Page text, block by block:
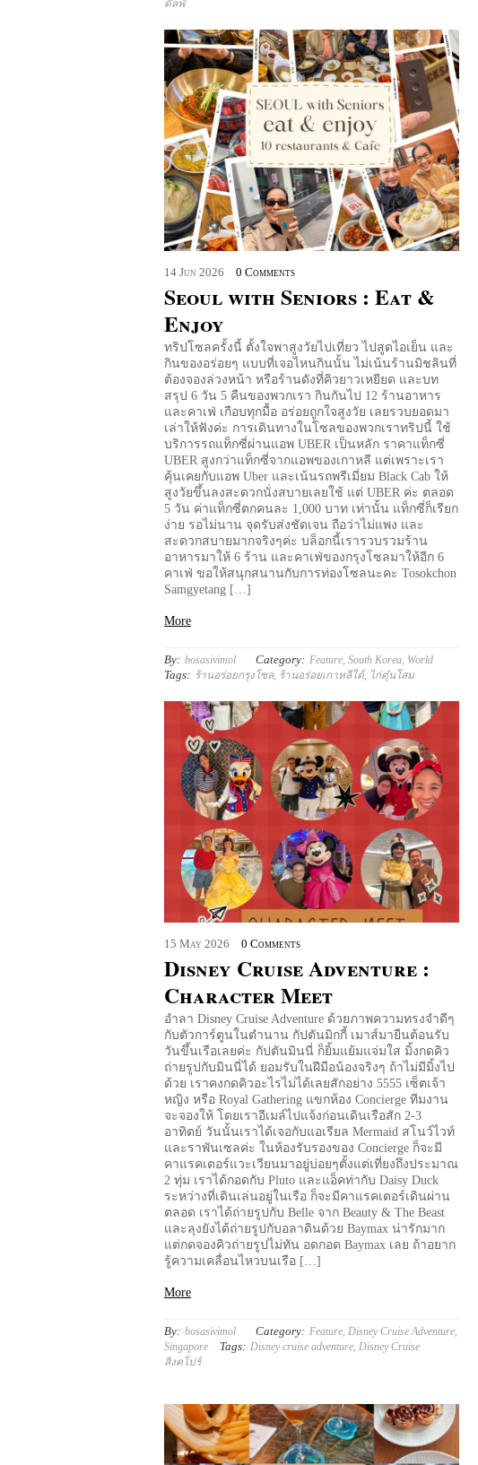
ดีลฟ์
14 Jun 2026 0 Comments
Seoul with Seniors : Eat &
Enjoy
ทริปโซลครั้งนี้ ตั้งใจพาสูงวัยไปเที่ยว ไปสูดไอเย็น และ
กินของอร่อยๆ แบบที่เจอไหนกินนั้น ไม่เน้นร้านมิชลินที่
ต้องจองล่วงหน้า หรือร้านดังที่คิวยาวเหยียด และบท
สรุป 6 วัน 5 คืนของพวกเรา กินกันไป 12 ร้านอาหาร
และคาเฟ่ เกือบทุกมื้อ อร่อยถูกใจสูงวัย เลยรวบยอดมา
เล่าให้ฟังค่ะ การเดินทางในโซลของพวกเราทริปนี้ ใช้
บริการรถแท็กซี่ผ่านแอพ UBER เป็นหลัก ราคาแท็กซี่
UBER สูงกว่าแท็กซี่จากแอพของเกาหลี แต่เพราะเรา
คุ้นเคยกับแอพ Uber และเน้นรถพรีเมี่ยม Black Cab ให้
สูงวัยขึ้นลงสะดวกนั่งสบายเลยใช้ แต่ UBER ค่ะ ตลอด
5 วัน ค่าแท็กซี่ตกคนละ 1,000 บาท เท่านั้น แท็กซี่ก็เรียก
ง่าย รอไม่นาน จุดรับส่งชัดเจน ถือว่าไม่แพง และ
สะดวกสบายมากจริงๆค่ะ บล็อกนี้เรารวบรวมร้าน
อาหารมาให้ 6 ร้าน และคาเฟ่ของกรุงโซลมาให้อีก 6
คาเฟ่ ขอให้สนุกสนานกับการท่องโซลนะคะ Tosokchon
Samgyetang […]
More
By: bosasivimol Category: Feature,South Korea, World
Tags: ร้านอร่อยกรุงโซล, ร้านอร่อยเกาหลีใต้, ไก่ตุ๋นโสม
15 May 2026 0 Comments
Disney Cruise Adventure :
Character Meet
อำลา Disney Cruise Adventure ด้วยภาพความทรงจำดีๆ
กับตัวการ์ตูนในตำนาน กัปตันมิกกี้ เมาส์มายืนต้อนรับ
วันขึ้นเรือเลยค่ะ กัปตันมินนี่ ก็ยิ้มแย้มแจ่มใส มิ้งกดคิว
ถ่ายรูปกับมินนี่ได้ ยอมรับในฝีมือน้องจริงๆ ถ้าไม่มีมิ้งไป
ด้วย เราคงกดคิวอะไรไม่ได้เลยสักอย่าง 5555 เซ็ตเจ้า
หญิง หรือ Royal Gathering แขกห้อง Concierge ทีมงาน
จะจองให้ โดยเราอีเมล์ไปแจ้งก่อนเดินเรือสัก 2-3
อาทิตย์ วันนั้นเราได้เจอกับแอเรียล Mermaid สโนว์ไวท์
และราพันเซลค่ะ ในห้องรับรองของ Concierge ก็จะมี
คาแรคเตอร์แวะเวียนมาอยู่บ่อยๆตั้งแต่เที่ยงถึงประมาณ
2 ทุ่ม เราได้กอดกับ Pluto และแอ็คท่ากับ Daisy Duck
ระหว่างที่เดินเล่นอยู่ในเรือ ก็จะมีคาแรคเตอร์เดินผ่าน
ตลอด เราได้ถ่ายรูปกับ Belle จาก Beauty & The Beast
และลุงยังได้ถ่ายรูปกับอลาดินด้วย Baymax น่ารักมาก
แต่กดจองคิวถ่ายรูปไม่ทัน อดกอด Baymax เลย ถ้าอยาก
รู้ความเคลื่อนไหวบนเรือ […]
More
By: bosasivimol Category: Feature Disney Cruise Adventure
Singapore
Tags: Disney cruise adventure, Disney Cruise
สิงคโปร์